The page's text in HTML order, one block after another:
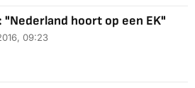
"Nederland hoort op een EK"
09:23